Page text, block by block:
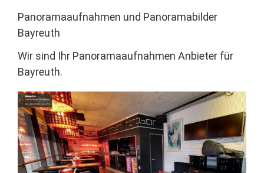
Panoramaaufnahmen und Panoramabilder
Bayreuth
Wir sind Ihr Panoramaaufnahmen Anbieter für
Bayreuth.